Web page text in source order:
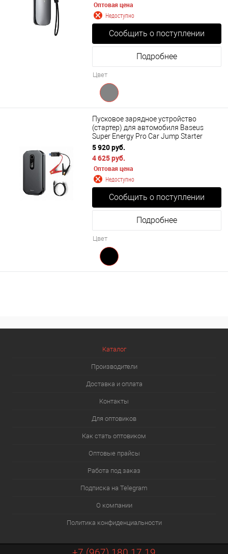
Оптовая цена
Недоступно
Сообщить о поступлении
Подробнее
Цвет
Пусковое зарядное устройство
(стартер) для автомобиля Baseus
Super Energy Pro Car Jump Starter
(CRJS03-01) 12000mAh, 5V/3A, Paak
current 1000A
5 920 руб.
4 625 руб.
Оптовая цена
Недоступно
Сообщить о поступлении
Подробнее
Цвет
Каталог
Производители
Доставка и оплата
Контакты
Для оптовиков
Как стать оптовиком
Оптовые прайсы
Работа под заказ
Подписка на Telegram
О компании
Политика конфиденциальности